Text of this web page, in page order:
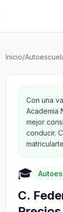
Inicio/
Con una
Academia
mejor
conducir.
🎓
C.